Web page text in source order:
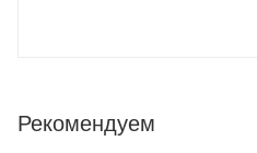
Рекомендуем